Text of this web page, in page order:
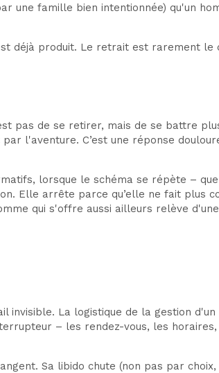
une famille bien intentionnée) qu'un
déjà produit. Le retrait est rarement
pas de se retirer, mais de se battre
l'aventure. C’est une réponse
lorsque le schéma se répète –
Elle arrête parce qu’elle ne fait plus
qui s'offre aussi ailleurs relève
La logistique de la gestion
– les rendez-vous, les horaires,
Sa libido chute (non pas par